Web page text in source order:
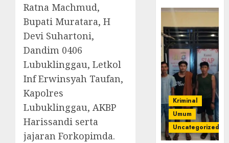
Ratna Machmud,
Bupati Muratara, H
Devi Suhartoni,
Dandim 0406
Lubuklinggau, Letkol
Inf Erwinsyah Taufan,
Kapolres
Lubuklinggau, AKBP
Harissandi serta
jajaran Forkopimda.
Kriminal
Umum
Uncategorized